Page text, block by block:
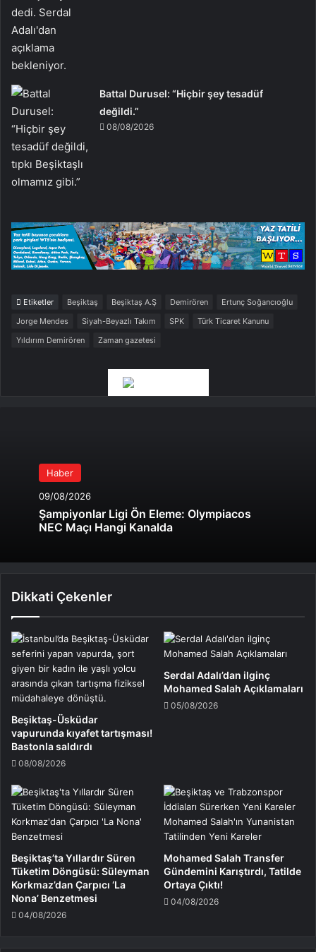
Battal Durusel: “Hiçbir şey tesadüf
değildi.”
08/08/2026
Etiketler Beşiktaş Beşiktaş A.Ş Demirören
Ertunç Soğancıoğlu
Jorge Mendes
Siyah-Beyazlı Takım SPK
Türk Ticaret Kanunu
Yıldırım Demirören
Zaman gazetesi
Haber
09/08/2026
Şampiyonlar Ligi Ön Eleme: Olympiacos
NEC Maçı Hangi Kanalda
Dikkati Çekenler
Beşiktaş-Üsküdar
vapurunda kıyafet tartışması!
Bastonla saldırdı
08/08/2026
Serdal Adalı’dan ilginç
Mohamed Salah Açıklamaları
05/08/2026
Beşiktaş’ta Yıllardır Süren
Tüketim Döngüsü: Süleyman
Korkmaz’dan Çarpıcı ‘La
Nona’ Benzetmesi
04/08/2026
Mohamed Salah Transfer
Gündemini Karıştırdı, Tatilde
Ortaya Çıktı!
04/08/2026